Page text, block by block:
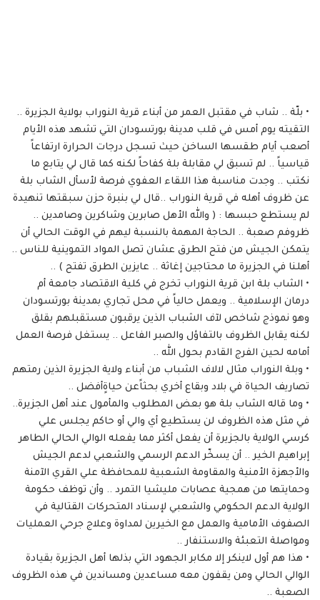
• بلّة .. شاب في مقتبل العمر من أبناء قرية النوراب بولاية الجزيرة ..
التقيته يوم أمس في قلب مدينة بورتسودان التي تشهد هذه الأيام
أصعب أيام طقسها الساخن حيث تسجل درجات الحرارة ارتفاعاً
قياسياً .. لم تسبق لي مقابلة بلة كفاحاً لكنه كما قال لي يتابع ما
نكتب .. وجدت مناسبة هذا اللقاء العفوي فرصة لأسأل الشاب بلة
عن ظروف أهله في قرية النوراب ..قال لي بنبرة حزن سبقتها تنهيدة
لم يستطع حبسها : ( والله الأهل صابرين وشاكرين وصامدين ..
ظروفم صعبة .. الحاجة المهمة بالنسبة ليهم في الوقت الحالي أن
يتمكن الجيش من فتح الطرق عشان تصل المواد التموينية للناس ..
أهلنا في الجزيرة ما محتاجين إغاثة .. عايزين الطرق تفتح ) ..
• الشاب بلة ابن قرية النوراب تخرج في كلية الاقتصاد جامعة أم
درمان الإسلامية .. ويعمل حالياً في محل تجاري بمدينة بورتسودان
وهو نموذج شاخص لآف الشباب الذين يرقبون مستقبلهم بقلق
لكنه يقابل الظروف بالتفاؤل والصبر الفاعل .. يستغل فرصة العمل
أمامه لحين الفرج القادم بحول الله ..
• وبلة النوراب مثال لالاف الشباب من أبناء ولاية الجزيرة الذين رمتهم
تصاريف الحياة في بلاد وبقاع أخري بحثاًعن حياةٍأفضل ..
• وما قاله الشاب بلة هو بعض المطلوب والمأمول عند أهل الجزيرة..
في مثل هذه الظروف لن يستطيع أي والي أو حاكم يجلس علي
كرسي الولاية بالجزيرة أن يفعل أكثر مما يفعله الوالي الحالي الطاهر
إبراهيم الخير .. أن يسخّر الدعم الرسمي والشعبي لدعم الجيش
والأجهزة الأمنية والمقاومة الشعبية للمحافظة علي القري الآمنة
وحمايتها من همجية عصابات مليشيا التمرد .. وأن توظف حكومة
الولاية الدعم الحكومي والشعبي لإسناد المتحركات القتالية في
الصفوف الأمامية والعمل مع الخيرين لمداوة وعلاج جرحي العمليات
ومواصلة التعبئة والاستنفار ..
• هذا هم أول لاينكر إلا مكابر الجهود التي بذلها أهل الجزيرة بقيادة
الوالي الحالي ومن يقفون معه مساعدين ومساندين في هذه الظروف
الصعبة ..